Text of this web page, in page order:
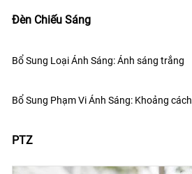
Đèn Chiếu Sáng
Bổ Sung Loại Ánh Sáng: Ánh sáng trắng
Bổ Sung Phạm Vi Ánh Sáng: Khoảng
PTZ